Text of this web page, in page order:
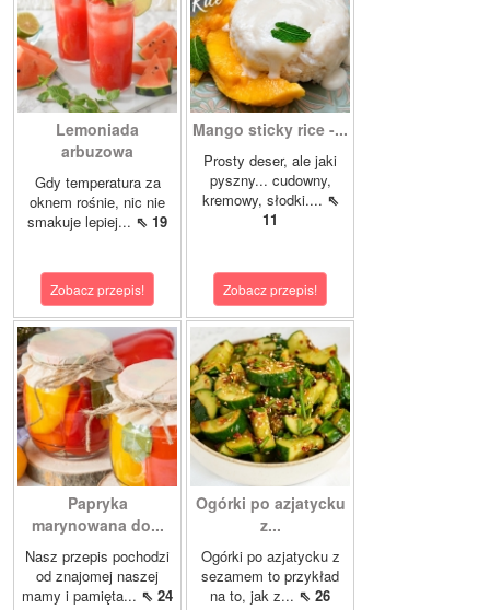
Lemoniada
arbuzowa
Gdy temperatura za
oknem rośnie, nic nie
smakuje lepiej... ⇖ 19
Zobacz przepis!
Mango sticky rice -...
Prosty deser, ale jaki
pyszny... cudowny,
kremowy, słodki.... ⇖
11
Zobacz przepis!
Papryka
marynowana do...
Nasz przepis pochodzi
od znajomej naszej
mamy i pamięta... ⇖ 24
Ogórki po azjatycku
z...
Ogórki po azjatycku z
sezamem to przykład
na to, jak z... ⇖ 26